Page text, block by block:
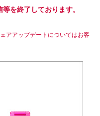
を終了しております。
アアップデートについてはお客